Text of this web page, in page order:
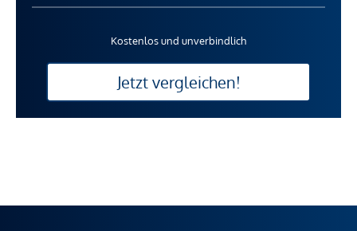
Kostenlos und unverbindlich
Jetzt vergleichen!